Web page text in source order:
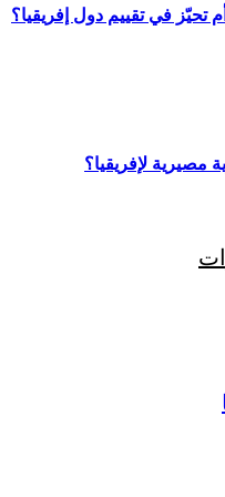
تحيّز في تقييم دول إفريقيا؟
مصيرية لإفريقيا؟